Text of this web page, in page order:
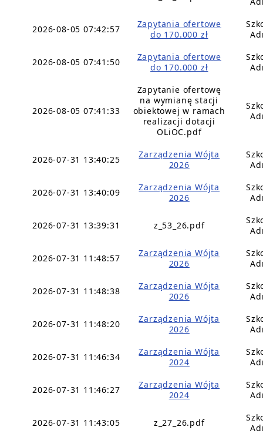
2026-08-05 07:42:57
Zapytania ofertowe
do 170.000 zł
2026-08-05 07:41:50
Zapytania ofertowe
do 170.000 zł
2026-08-05 07:41:33
Zapytanie ofertowę
na wymianę stacji
obiektowej w ramach
realizacji dotacji
OLiOC.pdf
2026-07-31 13:40:25
Zarządzenia Wójta
2026
2026-07-31 13:40:09
Zarządzenia Wójta
2026
2026-07-31 13:39:31 z_53_26.pdf
2026-07-31 11:48:57
Zarządzenia Wójta
2026
2026-07-31 11:48:38
Zarządzenia Wójta
2026
2026-07-31 11:48:20
Zarządzenia Wójta
2026
2026-07-31 11:46:34
Zarządzenia Wójta
2024
2026-07-31 11:46:27
Zarządzenia Wójta
2024
2026-07-31 11:43:05 z_27_26.pdf